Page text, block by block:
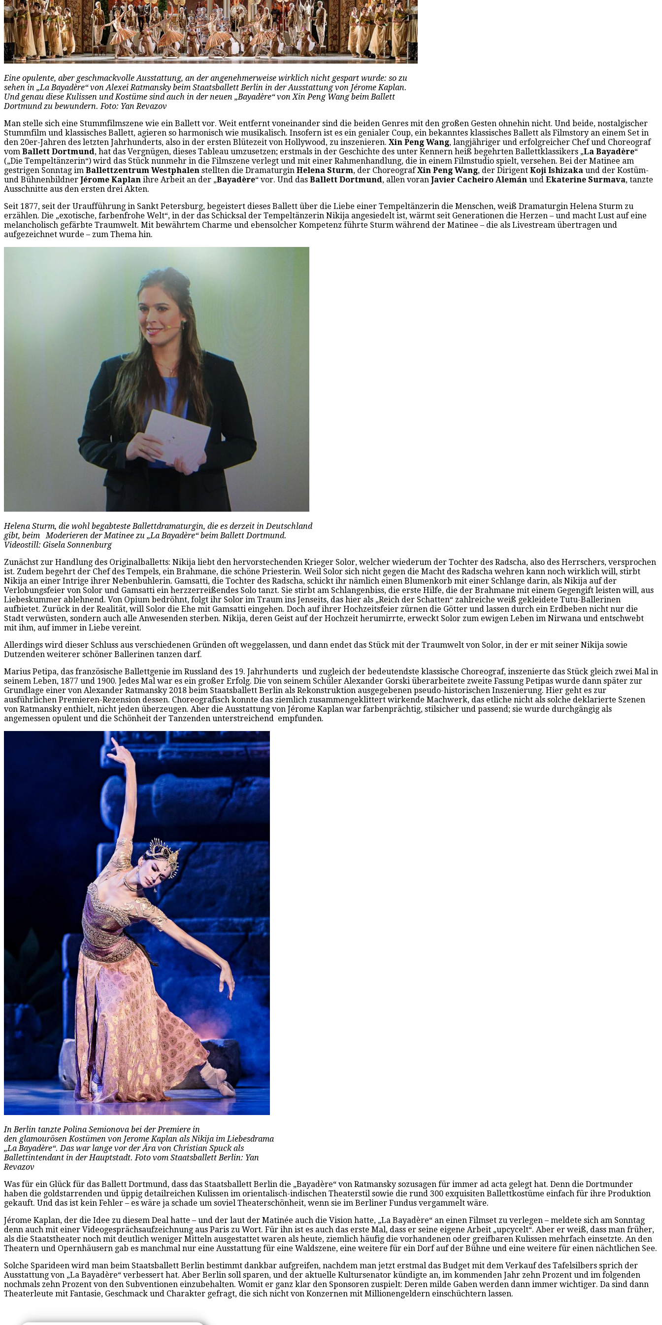
Eine opulente, aber geschmackvolle Ausstattung, an der angenehmerweise wirklich nicht gespart wurde: so zu
sehen in „La Bayadère“ von Alexei Ratmansky beim Staatsballett Berlin in der Ausstattung von Jérome Kaplan.
Und genau diese Kulissen und Kostüme sind auch in der neuen „Bayadère“ von Xin Peng Wang beim Ballett
Dortmund zu bewundern. Foto: Yan Revazov
Man stelle sich eine Stummfilmszene wie ein Ballett vor. Weit entfernt voneinander sind die beiden Genres mit den großen Gesten ohnehin nicht. Und beide, nostalgischer
Stummfilm und klassisches Ballett, agieren so harmonisch wie musikalisch. Insofern ist es ein genialer Coup, ein bekanntes klassisches Ballett als Filmstory an einem Set in
den 20er-Jahren des letzten Jahrhunderts, also in der ersten Blütezeit von Hollywood, zu inszenieren. Xin Peng Wang, langjähriger und erfolgreicher Chef und Choreograf
vom Ballett Dortmund, hat das Vergnügen, dieses Tableau umzusetzen; erstmals in der Geschichte des unter Kennern heiß begehrten Ballettklassikers „La Bayadère“
(„Die Tempeltänzerin“) wird das Stück nunmehr in die Filmszene verlegt und mit einer Rahmenhandlung, die in einem Filmstudio spielt, versehen. Bei der Matinee am
gestrigen Sonntag im Ballettzentrum Westphalen stellten die Dramaturgin Helena Sturm, der ChoreografXin Peng Wang, der Dirigent Koji Ishizaka und der Kostüm-
und Bühnenbildner Jérome Kaplan ihre Arbeit an der „Bayadère“ vor. Und das Ballett Dortmund, allen voran Javier Cacheiro Alemán und Ekaterine Surmava, tanzte
Ausschnitte aus den ersten drei Akten.
Seit 1877, seit der Uraufführung in Sankt Petersburg, begeistert dieses Ballett über die Liebe einer Tempeltänzerin die Menschen, weiß Dramaturgin Helena Sturm zu
erzählen. Die „exotische, farbenfrohe Welt“, in der das Schicksal der Tempeltänzerin Nikija angesiedelt ist, wärmt seit Generationen die Herzen – und macht Lust auf eine
melancholisch gefärbte Traumwelt. Mit bewährtem Charme und ebensolcher Kompetenz führte Sturm während der Matinee – die als Livestream übertragen und
aufgezeichnet wurde – zum Thema hin.
Helena Sturm, die wohl begabteste Ballettdramaturgin, die es derzeit in Deutschland
gibt, beim Moderieren der Matinee zu „La Bayadère“ beim Ballett Dortmund.
Videostill: Gisela Sonnenburg
Zunächst zur Handlung des Originalballetts: Nikija liebt den hervorstechenden Krieger Solor, welcher wiederum der Tochter des Radscha, also des Herrschers, versprochen
ist. Zudem begehrt der Chef des Tempels, ein Brahmane, die schöne Priesterin. Weil Solor sich nicht gegen die Macht des Radscha wehren kann noch wirklich will, stirbt
Nikija an einer Intrige ihrer Nebenbuhlerin. Gamsatti, die Tochter des Radscha, schickt ihr nämlich einen Blumenkorb mit einer Schlange darin, als Nikija auf der
Verlobungsfeier von Solor und Gamsatti ein herzzerreißendes Solo tanzt. Sie stirbt am Schlangenbiss, die erste Hilfe, die der Brahmane mit einem Gegengift leisten will, aus
Liebeskummer ablehnend. Von Opium bedröhnt, folgt ihr Solor im Traum ins Jenseits, das hier als „Reich der Schatten“ zahlreiche weiß gekleidete Tutu-Ballerinen
aufbietet. Zurück in der Realität, will Solor die Ehe mit Gamsatti eingehen. Doch auf ihrer Hochzeitsfeier zürnen die Götter und lassen durch ein Erdbeben nicht nur die
Stadt verwüsten, sondern auch alle Anwesenden sterben. Nikija, deren Geist auf der Hochzeit herumirrte, erweckt Solor zum ewigen Leben im Nirwana und entschwebt
mit ihm, auf immer in Liebe vereint.
Allerdings wird dieser Schluss aus verschiedenen Gründen oft weggelassen, und dann endet das Stück mit der Traumwelt von Solor, in der er mit seiner Nikija sowie
Dutzenden weiterer schöner Ballerinen tanzen darf.
Marius Petipa, das französische Ballettgenie im Russland des 19. Jahrhunderts und zugleich der bedeutendste klassische Choreograf, inszenierte das Stück gleich zwei Mal in
seinem Leben, 1877 und 1900. Jedes Mal war es ein großer Erfolg. Die von seinem Schüler Alexander Gorski überarbeitete zweite Fassung Petipas wurde dann später zur
Grundlage einer von Alexander Ratmansky 2018 beim Staatsballett Berlin als Rekonstruktion ausgegebenen pseudo-historischen Inszenierung. Hier geht es zur
ausführlichen Premieren-Rezension dessen. Choreografisch konnte das ziemlich zusammengeklittert wirkende Machwerk, das etliche nicht als solche deklarierte Szenen
von Ratmansky enthielt, nicht jeden überzeugen. Aber die Ausstattung von Jérome Kaplan war farbenprächtig, stilsicher und passend; sie wurde durchgängig als
angemessen opulent und die Schönheit der Tanzenden unterstreichend empfunden.
In Berlin tanzte Polina Semionova bei der Premiere in
den glamourösen Kostümen von Jerome Kaplan als Nikija im Liebesdrama
„La Bayadère“. Das war lange vor der Ära von Christian Spuck als
Ballettintendant in der Hauptstadt. Foto vom Staatsballett Berlin: Yan
Revazov
Was für ein Glück für das Ballett Dortmund, dass das Staatsballett Berlin die „Bayadère“ von Ratmansky sozusagen für immer ad acta gelegt hat. Denn die Dortmunder
haben die goldstarrenden und üppig detailreichen Kulissen im orientalisch-indischen Theaterstil sowie die rund 300 exquisiten Ballettkostüme einfach für ihre Produktion
gekauft. Und das ist kein Fehler – es wäre ja schade um soviel Theaterschönheit, wenn sie im Berliner Fundus vergammelt wäre.
Jérome Kaplan, der die Idee zu diesem Deal hatte – und der laut der Matinée auch die Vision hatte, „La Bayadère“ an einen Filmset zu verlegen – meldete sich am Sonntag
denn auch mit einer Videogesprächsaufzeichnung aus Paris zu Wort. Für ihn ist es auch das erste Mal, dass er seine eigene Arbeit „upcycelt“. Aber er weiß, dass man früher,
als die Staatstheater noch mit deutlich weniger Mitteln ausgestattet waren als heute, ziemlich häufig die vorhandenen oder greifbaren Kulissen mehrfach einsetzte. An den
Theatern und Opernhäusern gab es manchmal nur eine Ausstattung für eine Waldszene, eine weitere für ein Dorf auf der Bühne und eine weitere für einen nächtlichen See.
Solche Sparideen wird man beim Staatsballett Berlin bestimmt dankbar aufgreifen, nachdem man jetzt erstmal das Budget mit dem Verkauf des Tafelsilbers sprich der
Ausstattung von „La Bayadère“ verbessert hat. Aber Berlin soll sparen, und der aktuelle Kultursenator kündigte an, im kommenden Jahr zehn Prozent und im folgenden
nochmals zehn Prozent von den Subventionen einzubehalten. Womit er ganz klar den Sponsoren zuspielt: Deren milde Gaben werden dann immer wichtiger. Da sind dann
Theaterleute mit Fantasie, Geschmack und Charakter gefragt, die sich nicht von Konzernen mit Millionengeldern einschüchtern lassen.